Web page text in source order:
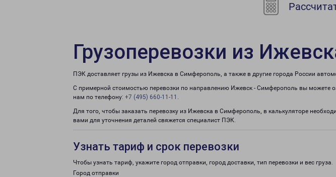
Грузоперевозки из
ПЭК доставляет грузы из Ижевска в Симферополь, а также в другие города России
С примерной стоимостью перевозки по направлению Ижевск - Симферополь вы можете
нам по телефону: +7 (495) 660-11-11 .
Для того, чтобы заказать перевозку из Ижевска в Симферополь, в калькуляторе
вами для уточнения деталей свяжется специалист ПЭК.
Узнать тариф и срок перевозки
Чтобы узнать тариф, укажите город отправки, город доставки, тип перевозки и вес груза.
Город отправки